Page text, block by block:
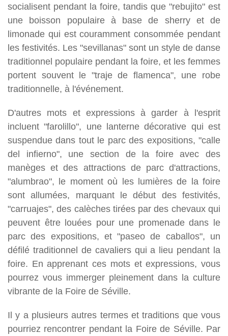
socialisent pendant la foire, tandis que "rebujito" est
une boisson populaire à base de sherry et de
limonade qui est couramment consommée pendant
les festivités. Les "sevillanas" sont un style de danse
traditionnel populaire pendant la foire, et les femmes
portent souvent le "traje de flamenca", une robe
traditionnelle, à l'événement.
D'autres mots et expressions à garder à l'esprit
incluent "farolillo", une lanterne décorative qui est
suspendue dans tout le parc des expositions, "calle
del infierno", une section de la foire avec des
manèges et des attractions de parc d'attractions,
"alumbrao", le moment où les lumières de la foire
sont allumées, marquant le début des festivités,
"carruajes", des calèches tirées par des chevaux qui
peuvent être louées pour une promenade dans le
parc des expositions, et "paseo de caballos", un
défilé traditionnel de cavaliers qui a lieu pendant la
foire. En apprenant ces mots et expressions, vous
pourrez vous immerger pleinement dans la culture
vibrante de la Foire de Séville.
Il y a plusieurs autres termes et traditions que vous
pourriez rencontrer pendant la Foire de Séville. Par